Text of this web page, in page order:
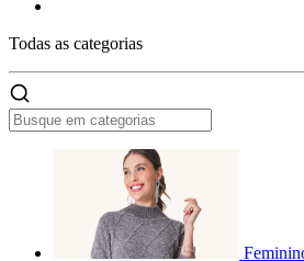
Todas as categorias